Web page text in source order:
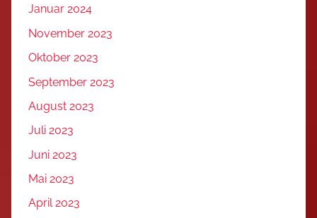
Januar 2024
November 2023
Oktober 2023
September 2023
August 2023
Juli 2023
Juni 2023
Mai 2023
April 2023